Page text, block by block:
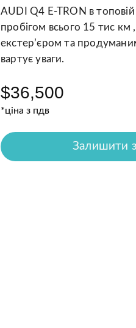
AUDI Q4 E-TRON в
пробігом всього 15 тис
екстерʼєром та
вартує уваги.
$36,500
*ціна з пдв
Залишити